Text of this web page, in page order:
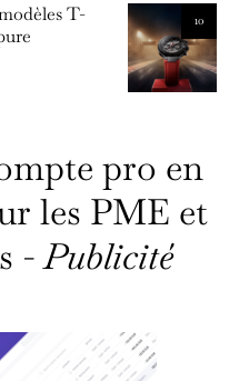
10
T-
pro en
les PME et
-Publicité